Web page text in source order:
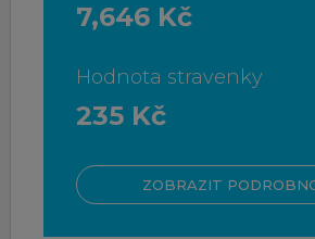
7,646 Kč
Hodnota stravenky
235 Kč
ZOBRAZIT